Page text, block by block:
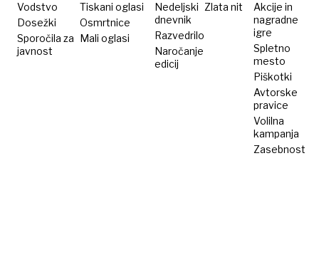
Vodstvo
Dosežki
Sporočila za
javnost
Tiskani oglasi
Osmrtnice
Mali oglasi
Nedeljski
dnevnik
Razvedrilo
Naročanje
edicij
Zlata nit
Akcije in
nagradne
igre
Spletno
mesto
Piškotki
Avtorske
pravice
Volilna
kampanja
Zasebnost